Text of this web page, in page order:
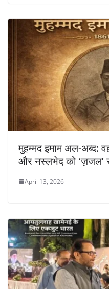
मुहम्मद इमाम अल-अब्द:
और नस्लभेद को ‘ज़जल’
April 13, 2026